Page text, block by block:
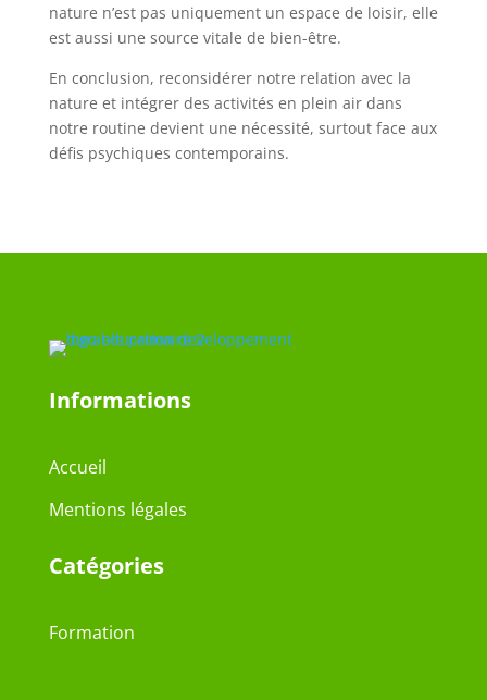
nature n’est pas uniquement un espace de loisir, elle
est aussi une source vitale de bien-être.
En conclusion, reconsidérer notre relation avec la
nature et intégrer des activités en plein air dans
notre routine devient une nécessité, surtout face aux
défis psychiques contemporains.
Informations
Accueil
Mentions légales
Catégories
Formation